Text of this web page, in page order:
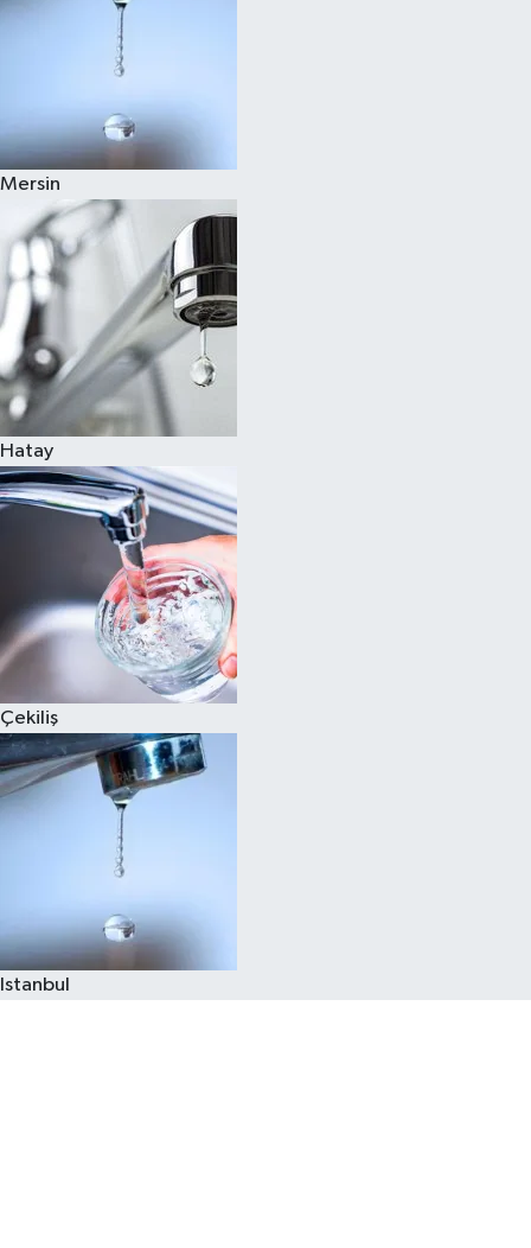
Mersin
Hatay
Çekiliş
Istanbul